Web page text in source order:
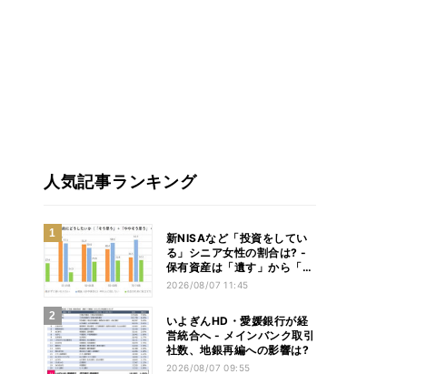
人気記事ランキング
新NISAなど「投資をしてい
る」シニア女性の割合は? -
保有資産は「遺す」から「使
い切る」へ価値観がシフトか
2026/08/07 11:45
いよぎんHD・愛媛銀行が経
営統合へ - メインバンク取引
社数、地銀再編への影響は?
2026/08/07 09:55